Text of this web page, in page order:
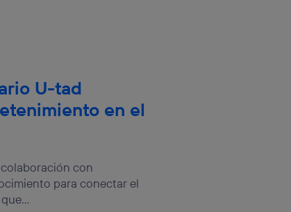
U-tad
en el
con
para conectar el